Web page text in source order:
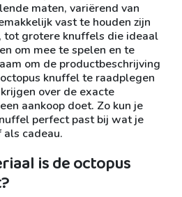
maten, variërend van
vast te houden zijn
tot grotere knuffels die ideaal
om mee te spelen en te
om de productbeschrijving
knuffel te raadplegen
over de exacte
aankoop doet. Zo kun je
perfect past bij wat je
cadeau.
is de octopus